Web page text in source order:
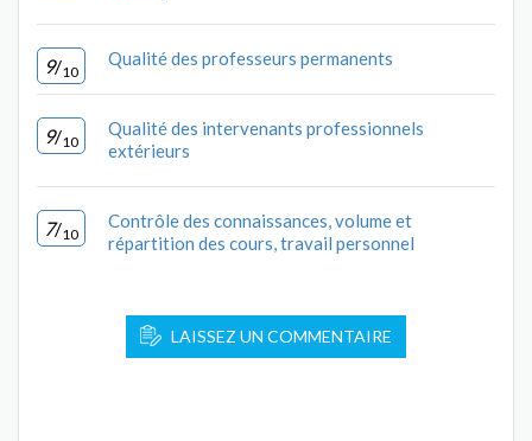
9/10
Qualité des professeurs permanents
9/10
Qualité des intervenants professionnels
extérieurs
7/10
Contrôle des connaissances, volume et
répartition des cours, travail personnel
LAISSEZ UN COMMENTAIRE